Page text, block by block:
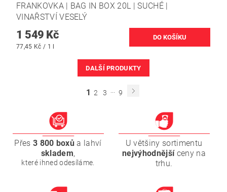
FRANKOVKA | BAG IN BOX 20L | SUCHÉ |
VINAŘSTVÍ VESELÝ
1 549 Kč
77,45 Kč / 1 l
DALŠÍ PRODUKTY
1 2 3 ... 9
Přes 3 800 boxůa lahví
skladem,
které ihned odesíláme.
U většiny sortimentu
nejvýhodnější ceny na
trhu.